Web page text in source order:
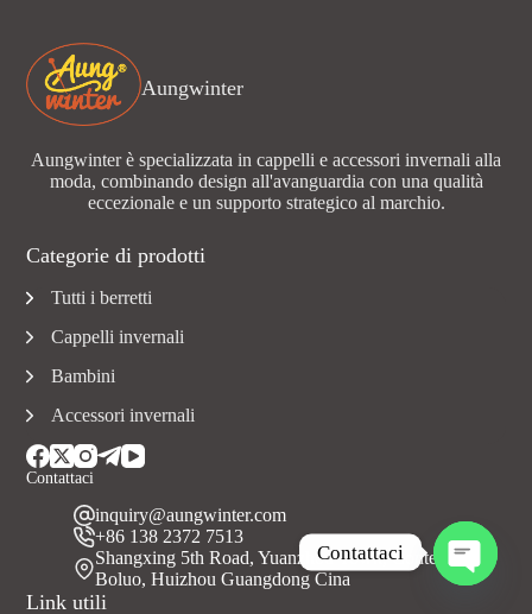
Aungwinter
Aungwinter è specializzata in cappelli e accessori invernali alla
moda, combinando design all'avanguardia con una qualità
eccezionale e un supporto strategico al marchio.
Contattaci
inquiry@aungwinter.com
+86 138 2372 7513
Shangxing 5th Road, Yuanzhou Town, Contea di
Boluo, Huizhou Guangdong Cina
Link utili
Categorie di prodotti
Tutti i berretti
Cappelli invernali
Bambini
Accessori invernali
Contattaci